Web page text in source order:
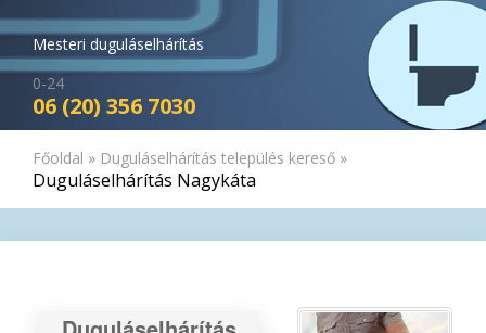
Mesteri duguláselhárítás
0-24
06 (20) 356 7030
Főoldal » Duguláselhárítás település kereső »
Duguláselhárítás Nagykáta